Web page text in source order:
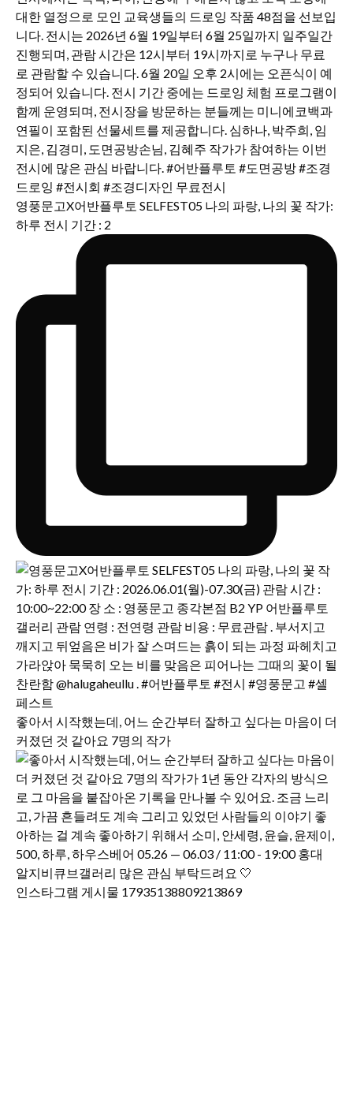
영풍문고X어반플루토 SELFEST05 나의 파랑, 나의 꽃 작가:
하루 전시 기간 : 2
좋아서 시작했는데, 어느 순간부터 잘하고 싶다는 마음이 더
커졌던 것 같아요 7명의 작가
인스타그램 게시물 17935138809213869